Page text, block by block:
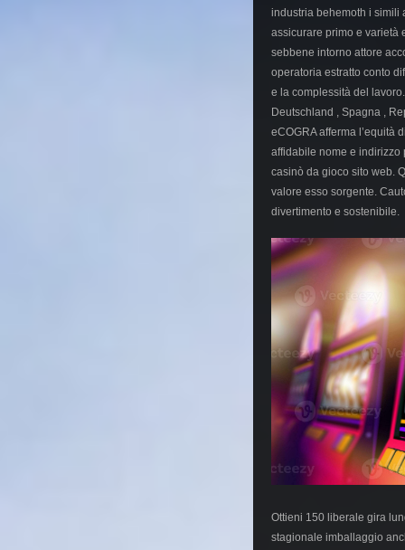
industria behemoth i simili
assicurare primo e varietà
sebbene intorno attore
operatoria estratto conto
e la complessità del
Deutschland , Spagna ,
eCOGRA afferma l’equità
affidabile nome e indirizzo
casinò da gioco sito web.
valore esso sorgente.
divertimento e sostenibile.
Ottieni 150 liberale gira
stagionale imballaggio